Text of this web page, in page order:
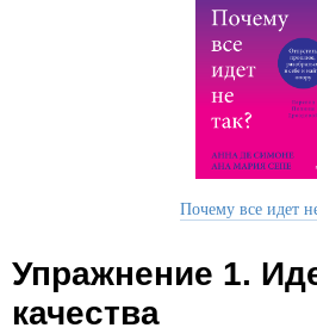
Почему все идет
Упражнение 1.
качества